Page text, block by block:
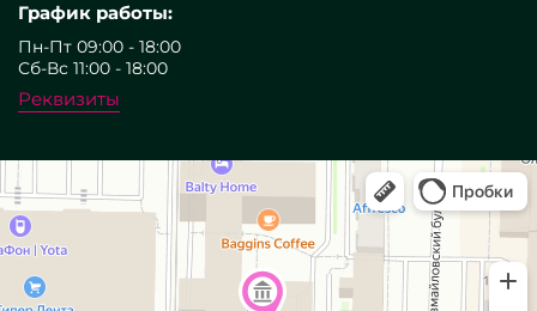
График работы:
Пн-Пт 09:00 - 18:00
Сб-Вс 11:00 - 18:00
Реквизиты